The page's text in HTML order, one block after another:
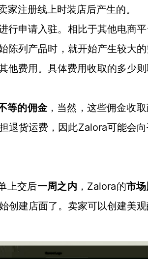
注册线上时装店后产生的。
行申请入驻。相比于其他电商
陈列产品时，就开始产生较大
他费用。具体费用收取的多少
等的佣金，当然，这些佣金收
退货运费，因此Zalora可能会
上交后一周之内 ， Zalora的市
创建店面了。卖家可以创建美